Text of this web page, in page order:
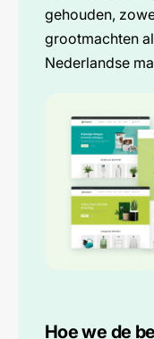
gehouden,
grootmachten
Nederlandse
Hoe we de